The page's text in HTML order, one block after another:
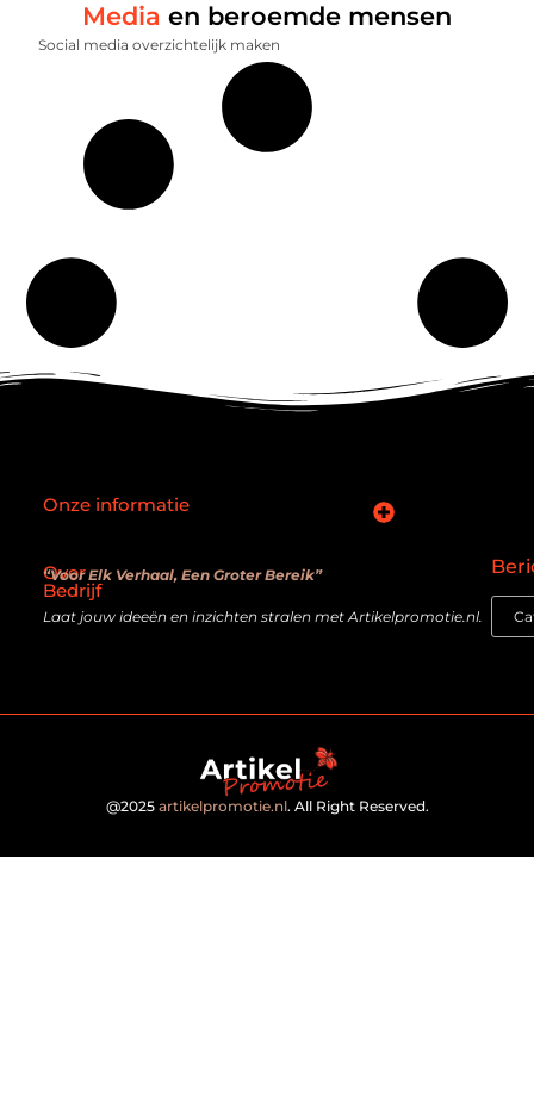
Media en beroemde mensen
Social media overzichtelijk maken
Over
Bedrijf
“Voor Elk Verhaal, Een Groter Bereik”
Laat jouw ideeën en inzichten stralen met Artikelpromotie.nl.
Onze informatie
@2025 artikelpromotie.nl. All Right Reserved.